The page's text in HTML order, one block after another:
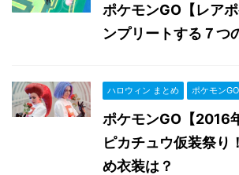
ポケモンGO【レア
ンプリートする７つ
ハロウィン まとめ ポケモンGO
ポケモンGO【2016
ピカチュウ仮装祭り
め衣装は？